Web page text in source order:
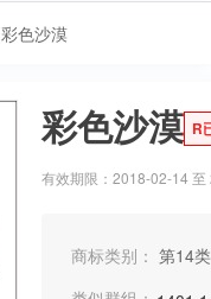
彩色沙漠
彩色沙漠 R
有效期限：2018-02-14
商标类别： 第14